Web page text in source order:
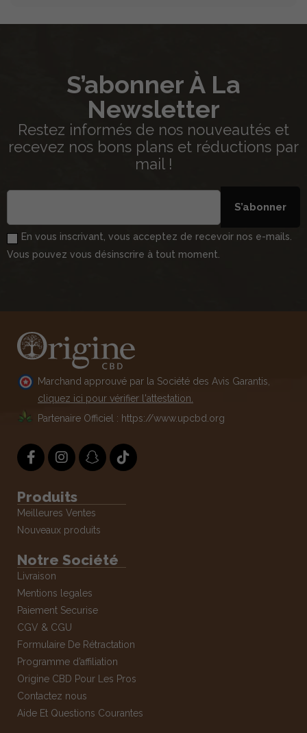
S’abonner À La
Newsletter
Restez informés de nos nouveautés et
recevez nos bons plans et réductions par
mail !
S’abonner
En vous inscrivant, vous acceptez de recevoir nos e-mails.
Vous pouvez vous désinscrire à tout moment.
Marchand approuvé par la Société des Avis Garantis,
cliquez ici pour vérifier l'attestation.
Partenaire Officiel : https://www.upcbd.org
Produits
Meilleures Ventes
Nouveaux produits
Notre Société
Livraison
Mentions legales
Paiement Securise
CGV & CGU
Formulaire De Rétractation
Programme d’affiliation
Origine CBD Pour Les Pros
Contactez nous
Aide Et Questions Courantes